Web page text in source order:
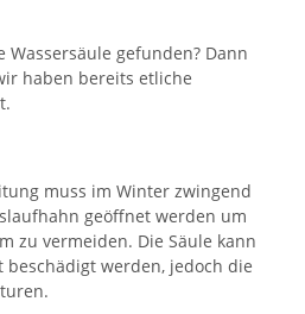
gefunden? Dann
haben bereits etliche
muss im Winter zwingend
geöffnet werden um
zu vermeiden. Die Säule kann
werden, jedoch die